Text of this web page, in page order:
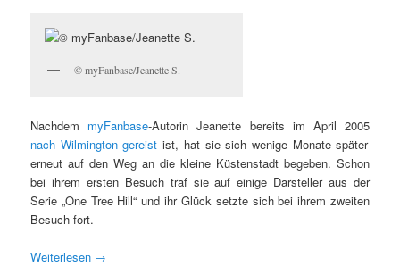
© myFanbase/Jeanette S.
Nachdem myFanbase-Autorin Jeanette bereits im April 2005
nach Wilmington gereist ist, hat sie sich wenige Monate später
erneut auf den Weg an die kleine Küstenstadt begeben. Schon
bei ihrem ersten Besuch traf sie auf einige Darsteller aus der
Serie „One Tree Hill“ und ihr Glück setzte sich bei ihrem zweiten
Besuch fort.
Weiterlesen →